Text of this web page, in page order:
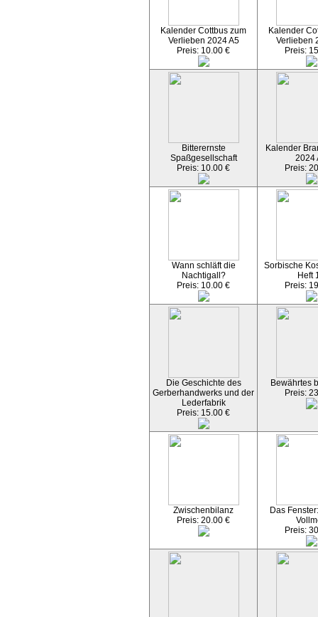
Kalender Cottbus zum
Verlieben 2024 A5
Preis: 10.00 €
Kalender
Verlieben
Preis:
Bitterernste
Spaßgesellschaft
Preis: 10.00 €
Kalender
2024
Preis:
Wann schläft die
Nachtigall?
Preis: 10.00 €
Sorbische
Heft
Preis:
Die Geschichte des
Gerberhandwerks und der
Lederfabrik
Preis: 15.00 €
Bewährtes
Preis:
Zwischenbilanz
Preis: 20.00 €
Das
Preis: